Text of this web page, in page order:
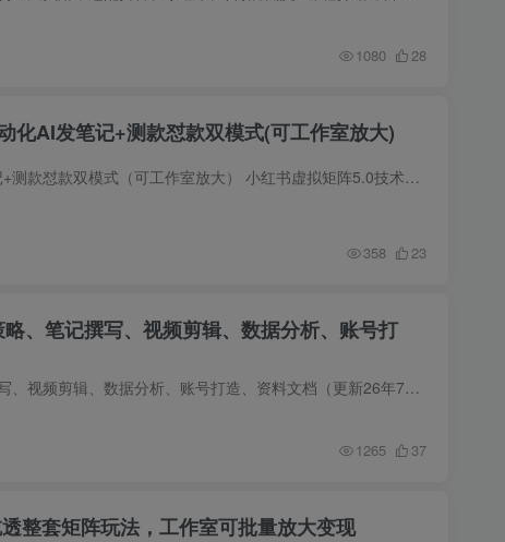
1080 28
化AI发笔记+测款怼款双模式(可工作室放大)
小红书虚拟矩阵5.0：AI原创虚拟品+4带1自动化AI发笔记+测款怼款双模式（可工作室放大） 小红书虚拟矩阵5.0技术更新，总共76节，每一步演示都细到头发丝，让每个学员拿到手，都能直接照着做。 边...
358 23
、笔记撰写、视频剪辑、数据分析、账号打
小红书无货源0粉电商课，开店准备、选品策略、笔记撰写、视频剪辑、数据分析、账号打造、资料文档（更新26年7月24日） 项目简介 小红书无货源卖货项目，是通过在小红书发笔记挂车吸引用户直接下...
1265 37
整套矩阵玩法，工作室可批量放大变现